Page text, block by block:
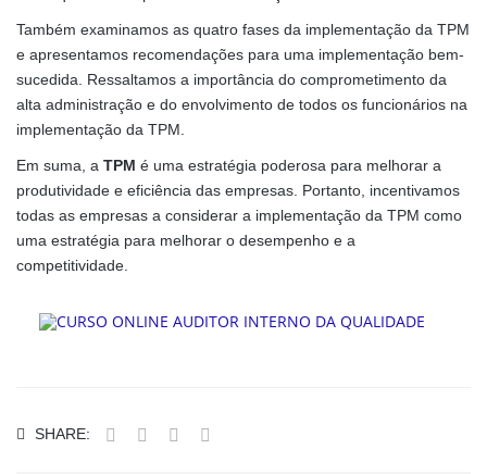
Também examinamos as quatro fases da implementação da TPM
e apresentamos recomendações para uma implementação bem-
sucedida. Ressaltamos a importância do comprometimento da
alta administração e do envolvimento de todos os funcionários na
implementação da TPM.
Em suma, a TPM é uma estratégia poderosa para melhorar a
produtividade e eficiência das empresas. Portanto, incentivamos
todas as empresas a considerar a implementação da TPM como
uma estratégia para melhorar o desempenho e a
competitividade.
SHARE: